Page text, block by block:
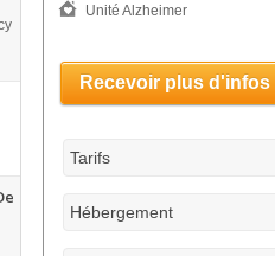
Unité Alzheimer
Recevoir plus d'infos
Tarifs
Hébergement